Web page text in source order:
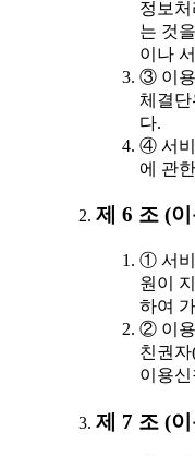
정보
는 것
이나
③ 이용
체결
다.
④ 서비
에 관
제 6 조 (
① 서비
원이
하여
② 이용
친권
이용
제 7 조 (